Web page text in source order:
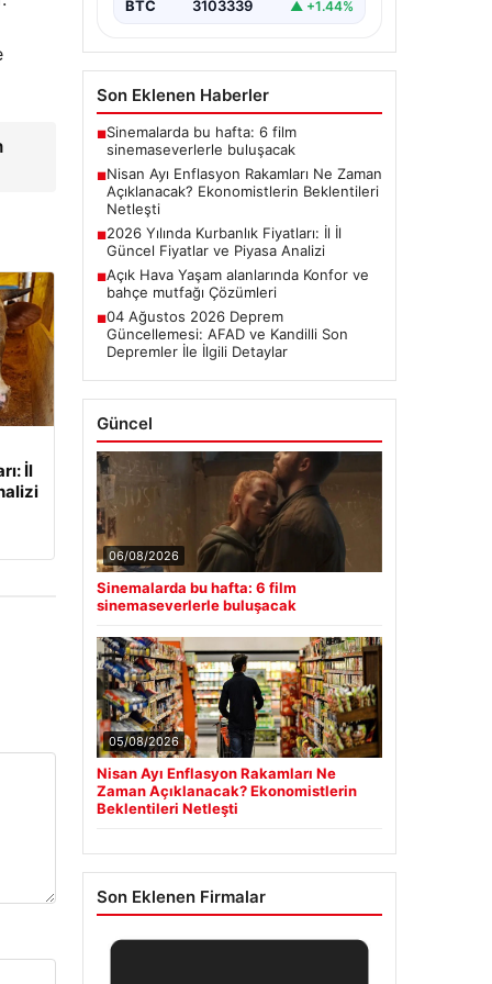
İl
BTC 3103339 ▲ +1.44%
Son Eklenen Haberler
■Sinemalarda bu hafta: 6 film
sinemaseverlerle buluşacak
■Nisan Ayı Enflasyon Rakamları Ne Zaman
Açıklanacak? Ekonomistlerin Beklentileri
Netleşti
■2026 Yılında Kurbanlık Fiyatları: İl İl
Güncel Fiyatlar ve Piyasa Analizi
■Açık Hava Yaşam alanlarında Konfor ve
bahçe mutfağı Çözümleri
■04 Ağustos 2026 Deprem
Güncellemesi: AFAD ve Kandilli Son
Depremler İle İlgili Detaylar
Güncel
06/08/2026
Sinemalarda bu hafta: 6 film
sinemaseverlerle buluşacak
05/08/2026
Nisan Ayı Enflasyon Rakamları Ne
Zaman Açıklanacak? Ekonomistlerin
Beklentileri Netleşti
Son Eklenen Firmalar